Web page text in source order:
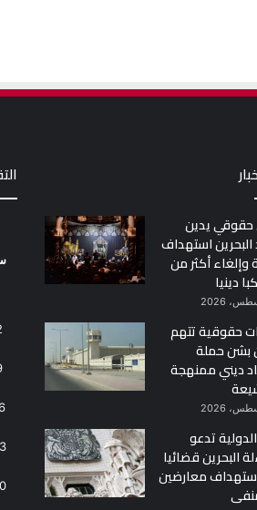
حقوقي يدين
استهداف
وإلغاء أكثر من
حقوقية تتهم
بشن حملة
ديني ممنهجة
تدعو
البحرين قضائيا
معارضين